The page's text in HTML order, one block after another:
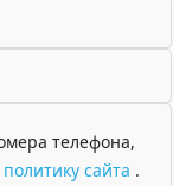
телефона,
сайта .